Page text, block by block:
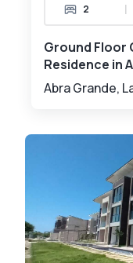
2 |
Ground Floor
Residence in
Abra Grande,